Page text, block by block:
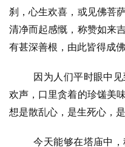
刹，心生欢喜，或见佛菩
清净而起感慨，称赞如来
有甚深善根，由此皆得成佛
因为人们平时眼中
欢声，口里贪着的珍馐美
想是散乱心，是生死心，是
今天能够在塔庙中